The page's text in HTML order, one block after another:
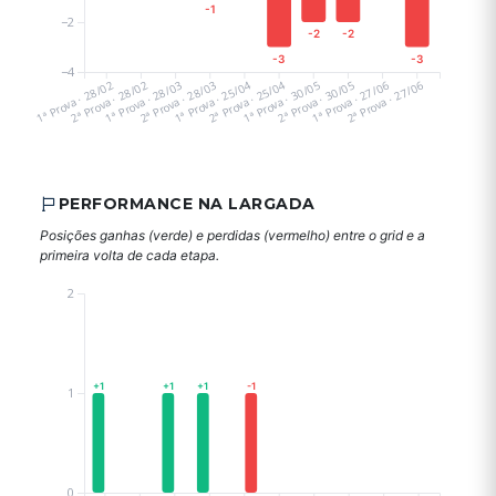
1ª Prova · 28/02
2ª Prova · 28/02
1ª Prova · 28/03
2ª Prova · 28/03
1ª Prova · 25/04
2ª Prova · 25/04
1ª Prova · 30/05
2ª Prova · 30/05
1ª Prova · 27/06
2ª Prova · 27/06
−4
−2
-1
-3
-2
-2
-3
PERFORMANCE NA LARGADA
Posições ganhas (verde) e perdidas (vermelho) entre o grid e a
primeira volta de cada etapa.
0
1
2
+1 +1 +1 -1